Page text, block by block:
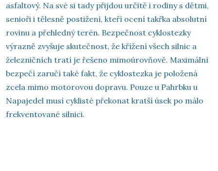
asfaltový. Na své si tady přijdou určitě i rodiny s dětmi,
senioři i tělesně postižení, kteří ocení takřka absolutní
rovinu a přehledný terén. Bezpečnost cyklostezky
výrazně zvyšuje skutečnost, že křížení všech silnic a
železničních tratí je řešeno mimoúrovňově. Maximální
bezpečí zaručí také fakt, že cyklostezka je položená
zcela mimo motorovou dopravu. Pouze u Pahrbku u
Napajedel musí cyklisté překonat kratší úsek po málo
frekventované silnici.